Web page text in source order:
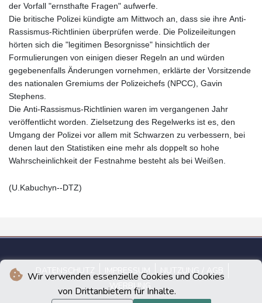
Wir verwenden essenzielle Cookies und Cookies
von Drittanbietern für Inhalte.
der Vorfall "ernsthafte Fragen" aufwerfe.
Die britische Polizei kündigte am Mittwoch an, dass sie ihre Anti-
Rassismus-Richtlinien überprüfen werde. Die Polizeileitungen
hörten sich die "legitimen Besorgnisse" hinsichtlich der
Formulierungen von einigen dieser Regeln an und würden
gegebenenfalls Änderungen vornehmen, erklärte der Vorsitzende
des nationalen Gremiums der Polizeichefs (NPCC), Gavin
Stephens.
Die Anti-Rassismus-Richtlinien waren im vergangenen Jahr
veröffentlicht worden. Zielsetzung des Regelwerks ist es, den
Umgang der Polizei vor allem mit Schwarzen zu verbessern, bei
denen laut den Statistiken eine mehr als doppelt so hohe
Wahrscheinlichkeit der Festnahme besteht als bei Weißen.
(U.Kabuchyn--DTZ)
DATENSCHUTZ IMPRESSUM
NUTZUNG / AGB
WERBUNG